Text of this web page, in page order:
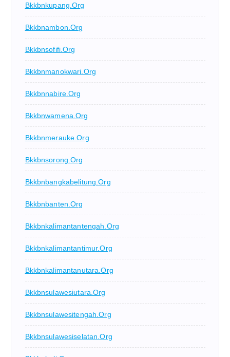
Bkkbnkupang.org
Bkkbnambon.org
Bkkbnsofifi.org
Bkkbnmanokwari.org
Bkkbnnabire.org
Bkkbnwamena.org
Bkkbnmerauke.org
Bkkbnsorong.org
Bkkbnbangkabelitung.org
Bkkbnbanten.org
Bkkbnkalimantantengah.org
Bkkbnkalimantantimur.org
Bkkbnkalimantanutara.org
Bkkbnsulawesiutara.org
Bkkbnsulawesitengah.org
Bkkbnsulawesiselatan.org